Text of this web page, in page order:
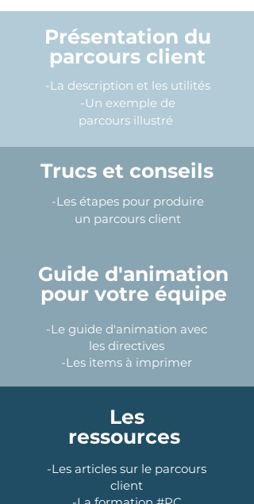
Présentation du
parcours client
-La description et les utilités
-Un exemple de
parcours illustré
Trucs et conseils
-Les étapes pour produire
un parcours client
Guide d'animation
pour votre équipe
-Le guide d'animation avec
les directives
-Les items à imprimer
Les
ressources
-Les articles sur le parcours
client